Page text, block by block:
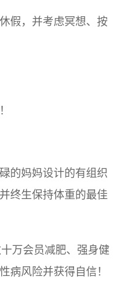
假，并考虑冥想、按
的妈妈设计的有组织
终生保持体重的最佳
万会员减肥、强身健
病风险并获得自信！